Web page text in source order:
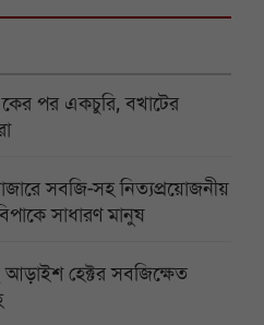
পর একচুরি, বখাটের
সবজি-সহ নিত্যপ্রয়োজনীয়
সাধারণ মানুষ
আড়াইশ হেক্টর সবজিক্ষেত